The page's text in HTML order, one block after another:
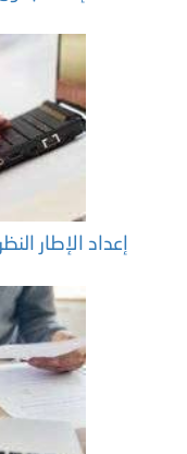
إعداد الإطار